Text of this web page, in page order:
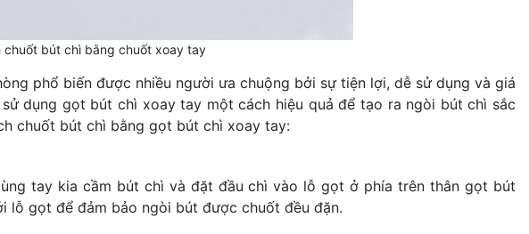
chuốt bút chì bằng chuốt xoay tay
phổ biến được nhiều người ưa chuộng bởi sự tiện lợi, dễ sử dụng và giá
dụng gọt bút chì xoay tay một cách hiệu quả để tạo ra ngòi bút chì sắc
chuốt bút chì bằng gọt bút chì xoay tay:
tay kia cầm bút chì và đặt đầu chì vào lỗ gọt ở phía trên thân gọt bút
lỗ gọt để đảm bảo ngòi bút được chuốt đều đặn.